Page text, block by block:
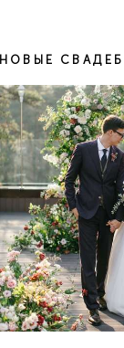
НОВЫЕ